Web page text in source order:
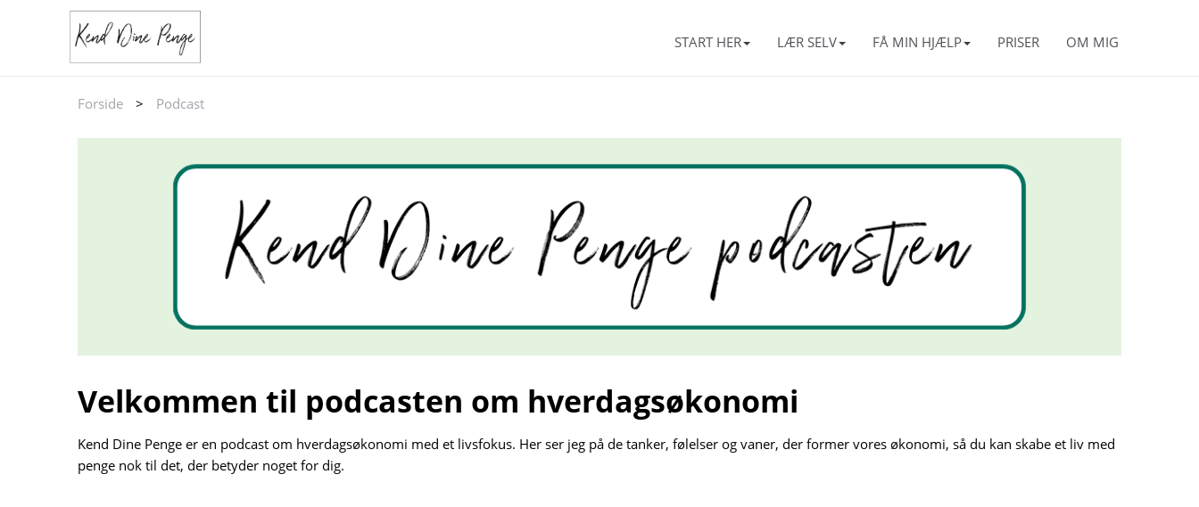
START HER LÆR SELV FÅ MIN HJÆLP PRISER OM MIG
Forside > Podcast
Velkommen til podcasten om hverdagsøkonomi
Kend Dine Penge er en podcast om hverdagsøkonomi med et livsfokus. Her ser jeg på de tanker, følelser og vaner, der former vores økonomi, så du kan skabe et liv med
penge nok til det, der betyder noget for dig.